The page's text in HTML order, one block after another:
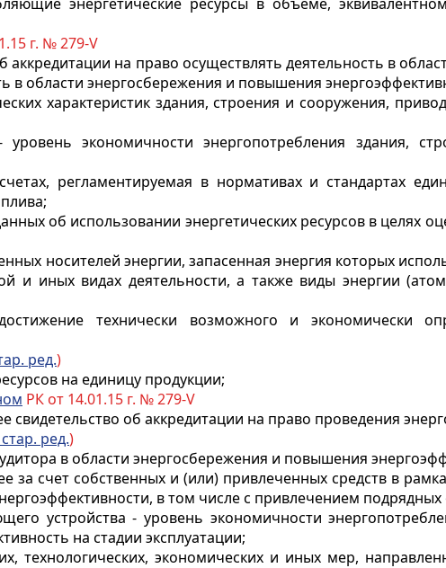
г. № 279-V
на право осуществлять деятельность в
области энергосбережения и повышения
характеристик здания, строения и сооружения,
экономичности энергопотребления здания,
регламентируемая в нормативах и стандартах
об использовании энергетических ресурсов в целях
носителей энергии, запасенная энергия которых
иных видах деятельности, а также виды энергии
технически возможного и экономически
ред.)
на единицу продукции;
РК от 14.01.15 г. № 279-V
об аккредитации на право проведения
ред.)
в области энергосбережения и повышения
счет собственных и (или) привлеченных средств в
в том числе с привлечением подрядных
устройства - уровень экономичности
на стадии эксплуатации;
технологических, экономических и иных мер,